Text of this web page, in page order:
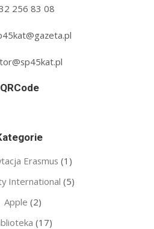
256 83 08‬
QRCode
Erasmus (1)
International (5)
Apple (2)
(17)